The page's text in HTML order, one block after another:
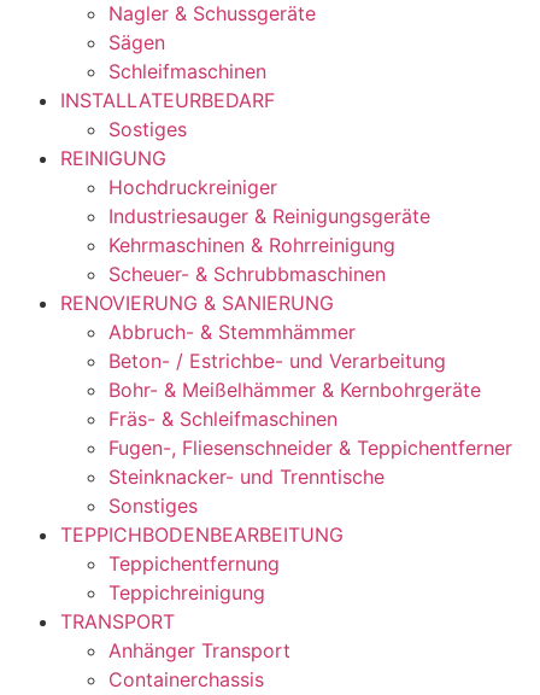
Nagler & Schussgeräte
Sägen
Schleifmaschinen
INSTALLATEURBEDARF
Sostiges
REINIGUNG
Hochdruckreiniger
Industriesauger & Reinigungsgeräte
Kehrmaschinen & Rohrreinigung
Scheuer- & Schrubbmaschinen
RENOVIERUNG & SANIERUNG
Abbruch- & Stemmhämmer
Beton- / Estrichbe- und Verarbeitung
Bohr- & Meißelhämmer & Kernbohrgeräte
Fräs- & Schleifmaschinen
Fugen-, Fliesenschneider & Teppichentferner
Steinknacker- und Trenntische
Sonstiges
TEPPICHBODENBEARBEITUNG
Teppichentfernung
Teppichreinigung
TRANSPORT
Anhänger Transport
Containerchassis